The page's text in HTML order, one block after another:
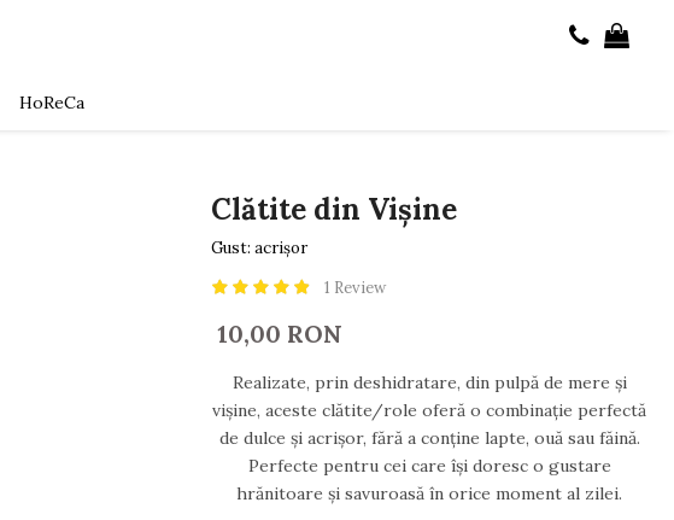
HoReCa
Clătite din Vișine
Gust: acrișor
1 Review
10,00 RON
Realizate, prin deshidratare, din pulpă de mere și
vișine, aceste clătite/role oferă o combinație perfectă
de dulce și acrișor, fără a conține lapte, ouă sau făină.
Perfecte pentru cei care își doresc o gustare
hrănitoare și savuroasă în orice moment al zilei.